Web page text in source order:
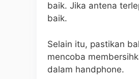
baik. Jika antena
baik.
Selain itu, pastikan
mencoba
dalam handphone.